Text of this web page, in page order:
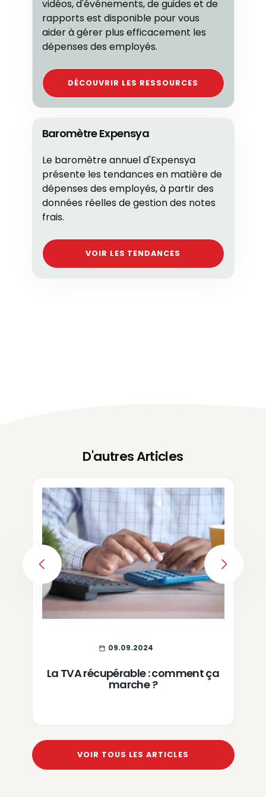
vidéos, d'événements, de guides et de
rapports est disponible pour vous
aider à gérer plus efficacement les
dépenses des employés.
DÉCOUVRIR LES RESSOURCES
Baromètre Expensya
Le baromètre annuel d'Expensya
présente les tendances en matière de
dépenses des employés, à partir des
données réelles de gestion des notes
frais.
VOIR LES TENDANCES
D'autres Articles
09.09.2024
La TVA récupérable : comment ça
marche ?
PREVIOUS
VOIR TOUS LES ARTICLES